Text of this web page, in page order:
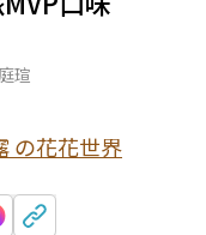
瑄
の花花世界